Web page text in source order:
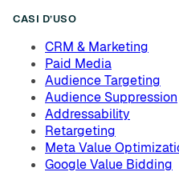
CASI D’USO
CRM & Marketing
Paid Media
Audience Targeting
Audience Suppression
Addressability
Retargeting
Meta Value
Google Value Bidding